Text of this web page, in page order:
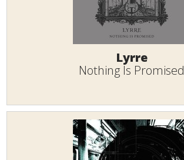
Lyrre
Nothing Is Promised